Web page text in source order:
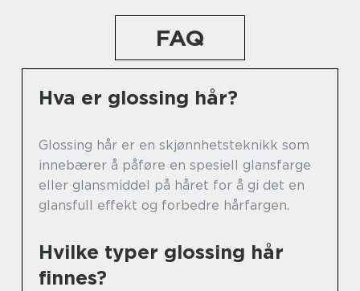
FAQ
Hva er glossing hår?
Glossing hår er en skjønnhetsteknikk som
innebærer å påføre en spesiell glansfarge
eller glansmiddel på håret for å gi det en
glansfull effekt og forbedre hårfargen.
Hvilke typer glossing hår
finnes?